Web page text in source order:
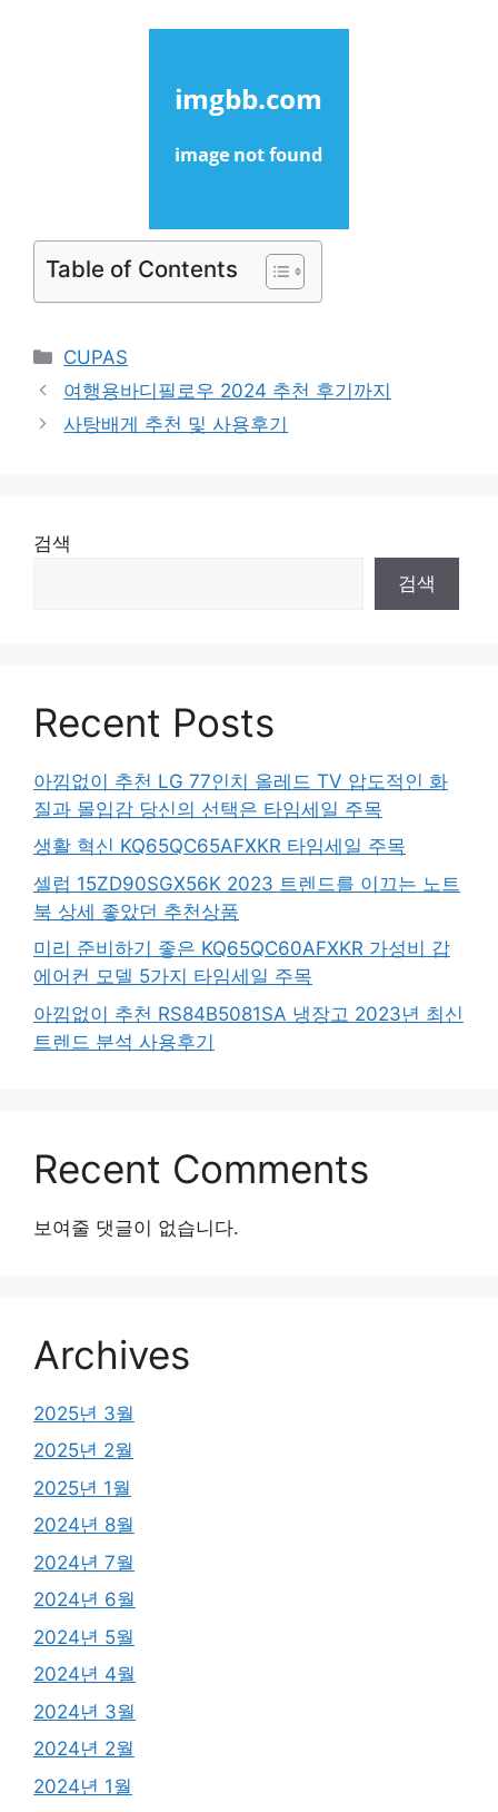
Table of Contents
Categories
CUPAS
여행용바디필로우 2024 추천 후기까지
사탕배게 추천 및 사용후기
검색
검색
Recent Posts
아낌없이 추천 LG 77인치 올레드 TV 압도적인 화
질과 몰입감 당신의 선택은 타임세일 주목
생활 혁신 KQ65QC65AFXKR 타임세일 주목
셀럽 15ZD90SGX56K 2023 트렌드를 이끄는 노트
북 상세 좋았던 추천상품
미리 준비하기 좋은 KQ65QC60AFXKR 가성비 갑
에어컨 모델 5가지 타임세일 주목
아낌없이 추천 RS84B5081SA 냉장고 2023년 최신
트렌드 분석 사용후기
Recent Comments
보여줄 댓글이 없습니다.
Archives
2025년 3월
2025년 2월
2025년 1월
2024년 8월
2024년 7월
2024년 6월
2024년 5월
2024년 4월
2024년 3월
2024년 2월
2024년 1월